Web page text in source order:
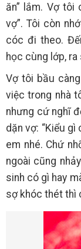
ăn” lắm. Vợ tôi
vợ”. Tôi còn
cóc đi theo.
học cùng lớp,
Vợ tôi bầu
việc trong nhà
nhưng cứ nghĩ
dặn vợ: “Kiểu
em nhé. Chứ
ngoài cũng
sinh có gì hay
sợ khóc thét thì